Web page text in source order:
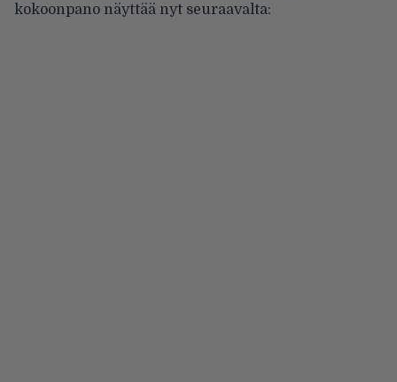
kokoonpano näyttää nyt seuraavalta: